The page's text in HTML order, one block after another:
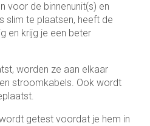
voor de binnenunit(s) en
slim te plaatsen, heeft de
en krijg je een beter
worden ze aan elkaar
stroomkabels. Ook wordt
getest voordat je hem in